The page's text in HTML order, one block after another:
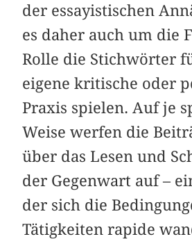
der essayistischen
es daher auch um die
Rolle die Stichwörter
eigene kritische oder
Praxis spielen. Auf je
Weise werfen die
über das Lesen und
der Gegenwart auf –
der sich die
Tätigkeiten rapide